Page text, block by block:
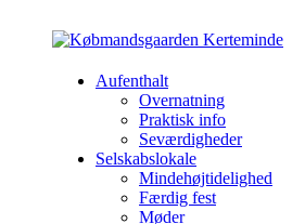
Aufenthalt
Overnatning
Praktisk info
Seværdigheder
Selskabslokale
Mindehøjtidelighed
Færdig fest
Møder